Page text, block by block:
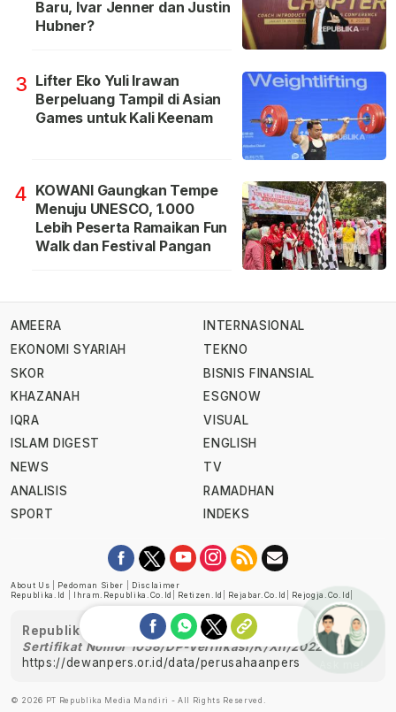
Baru, Ivar Jenner dan Justin
Hubner?
3 Lifter Eko Yuli Irawan
Berpeluang Tampil di Asian
Games untuk Kali Keenam
4 KOWANI Gaungkan Tempe
Menuju UNESCO, 1.000
Lebih Peserta Ramaikan Fun
Walk dan Festival Pangan
AMEERA
EKONOMI SYARIAH
SKOR
KHAZANAH
IQRA
ISLAM DIGEST
NEWS
ANALISIS
SPORT
INTERNASIONAL
TEKNO
BISNIS FINANSIAL
ESGNOW
VISUAL
ENGLISH
TV
RAMADHAN
INDEKS
About Us Pedoman Siber
Disclaimer
Republika.id
Ihram.republika.co.id Retizen.id Rejabar.co.id Rejogja.co.id
Republika telah diverifikasi oleh Dewan Pers
Sertifikat Nomor 1058/DP-Verifikasi/K/XII/2022
https://dewanpers.or.id/data/perusahaanpers
© 2026 PT Republika Media Mandiri - All Rights Reserved.